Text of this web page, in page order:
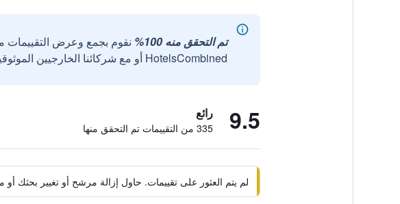
تم التحقق منه 100%
نقوم بجمع وعرض التقييمات
HotelsCombined أو مع شركائنا الخارجيين الموثوقين.
9.5 رائع
335 من التقييمات تم التحقق منها
لم يتم العثور على تقييمات. حاول إزالة مرشح أو تغيير بحثك